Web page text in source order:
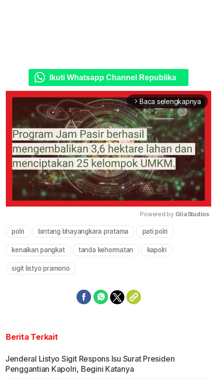
Ikuti Whatsapp Channel Republika
arrow_forward_ios Baca selengkapnya
Powered by GliaStudios
polri bintang bhayangkara pratama pati polri
kenaikan pangkat tanda kehormatan kapolri
sigit listyo pramono
Berita Terkait
Jenderal Listyo Sigit Respons Isu Surat Presiden
Penggantian Kapolri, Begini Katanya